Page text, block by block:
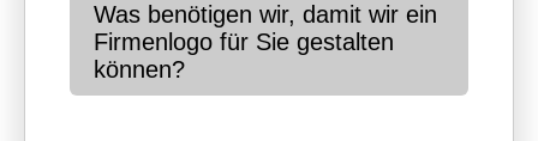
Was benötigen wir, damit wir ein
Firmenlogo für Sie gestalten
können?